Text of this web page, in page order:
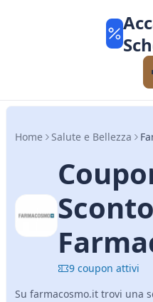
Home Salute e Bellezza
Sconto
9 coupon attivi
Su farmacosmo.it trovi una